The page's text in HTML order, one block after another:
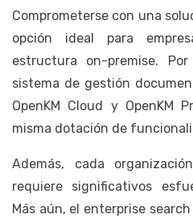
Comprometerse con una
opción ideal para
estructura on-premise.
sistema de gestión
OpenKM Cloud y OpenKM
misma dotación de
Además, cada
requiere significativos
Más aún, el enterprise